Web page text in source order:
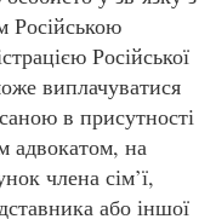
Російською
Російської
виплачуватися
в присутності
адвокатом, на
члена сім’ї,
або іншої